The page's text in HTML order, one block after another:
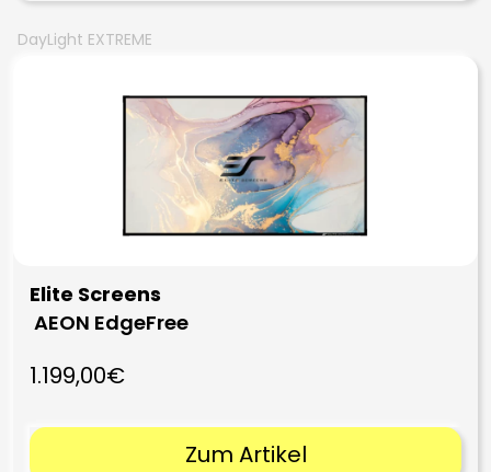
DayLight EXTREME
Elite Screens
AEON EdgeFree
1.199,00€
Zum Artikel